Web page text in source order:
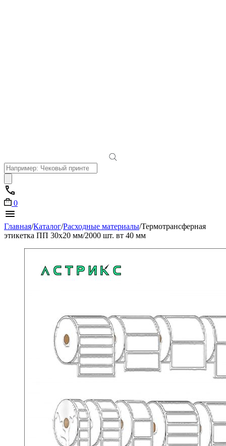
Поиск
товаров
0
Главная/Каталог/Расходные материалы/Термотрансферная
этикетка ПП 30х20 мм/2000 шт. вт 40 мм